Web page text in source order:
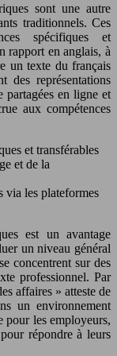
sont une autre
traditionnels. Ces
spécifiques et
rapport en anglais, à
un texte du français
des représentations
partagées en ligne et
aux compétences
et transférables
et de la
via les plateformes
est un avantage
un niveau général
concentrent sur des
professionnel. Par
affaires » atteste de
un environnement
pour les employeurs,
répondre à leurs